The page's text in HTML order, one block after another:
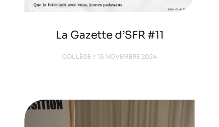
La Gazette d’SFR #11
COLLÈGE 15 NOVEMBRE 2024